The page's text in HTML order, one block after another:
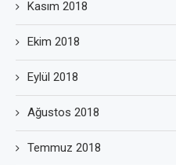
Kasım 2018
Ekim 2018
Eylül 2018
Ağustos 2018
Temmuz 2018